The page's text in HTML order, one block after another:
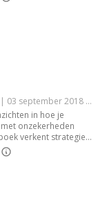
met inzichten van
Rinke
Nederlands | Hardcover | 03 september 2018 | Onbekend | 9789462762640
in hoe je
onzekerheden
verkent strategieën
en leidt je naar
beslissingen in
Met praktische tips en